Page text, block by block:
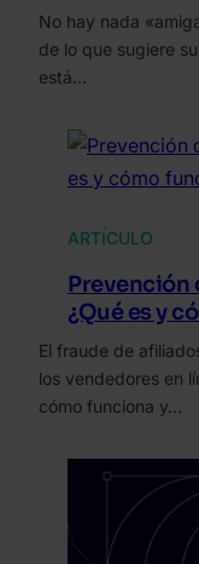
No hay nada
de lo que sugiere
está…
ARTÍCULO
Prevención
¿Qué es y
El fraude de
los vendedores en
cómo funciona y…